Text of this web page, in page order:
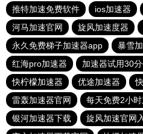
推特加速免费软件
ios加速器
河马加速官网
旋风加速度器
永久免费梯子加速器app
暴雪
红海pro加速器
加速器试用30
快柠檬加速器
优途加速器
雷轰加速器官网
每天免费2小
银河加速器下载
旋风加速官网